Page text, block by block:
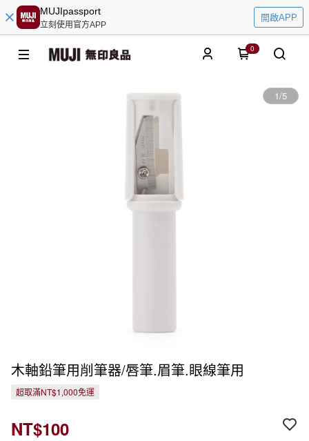
MUJIpassport
立刻使用官方APP
開啟APP
0
1/5
木軸鉛筆用削筆器/唇筆.眉筆.眼線筆用
超取滿NT$1,000免運
NT$100